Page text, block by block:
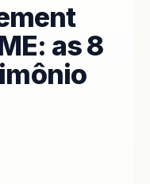
as 8